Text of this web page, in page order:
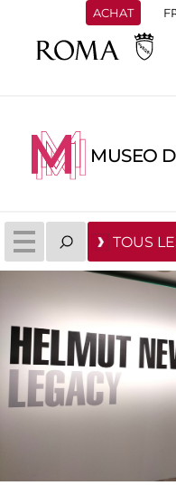
ACHAT
MUSEO
TOUS